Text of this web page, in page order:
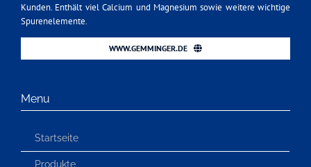
Kunden. Enthält viel Calcium und Magnesium sowie weitere wichtige
Spurenelemente.
WWW.GEMMINGER.DE
Menu
Startseite
Produkte